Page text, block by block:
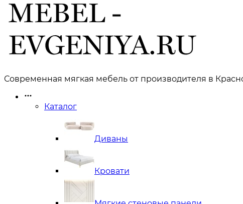
Современная мягкая мебель от производителя в
Каталог
Диваны
Кровати